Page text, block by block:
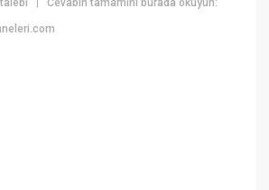
|